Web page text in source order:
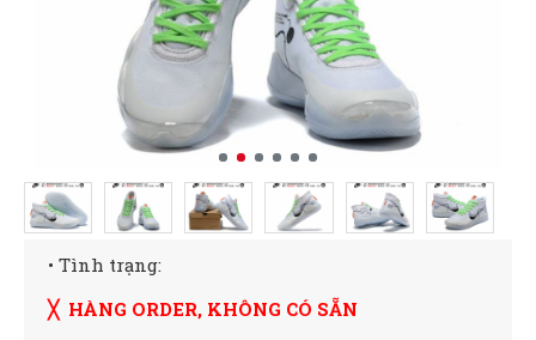
• Tình trạng:
╳ HÀNG ORDER, KHÔNG CÓ SẴN